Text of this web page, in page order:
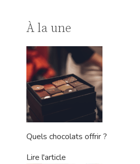
À la une
Quels chocolats offrir ?
Lire l'article